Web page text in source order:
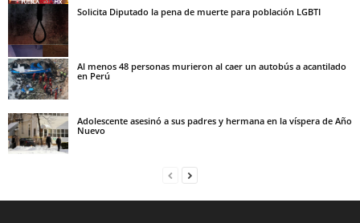
Solicita Diputado la pena de muerte para población LGBTI
Al menos 48 personas murieron al caer un autobús a acantilado
en Perú
Adolescente asesinó a sus padres y hermana en la víspera de Año
Nuevo